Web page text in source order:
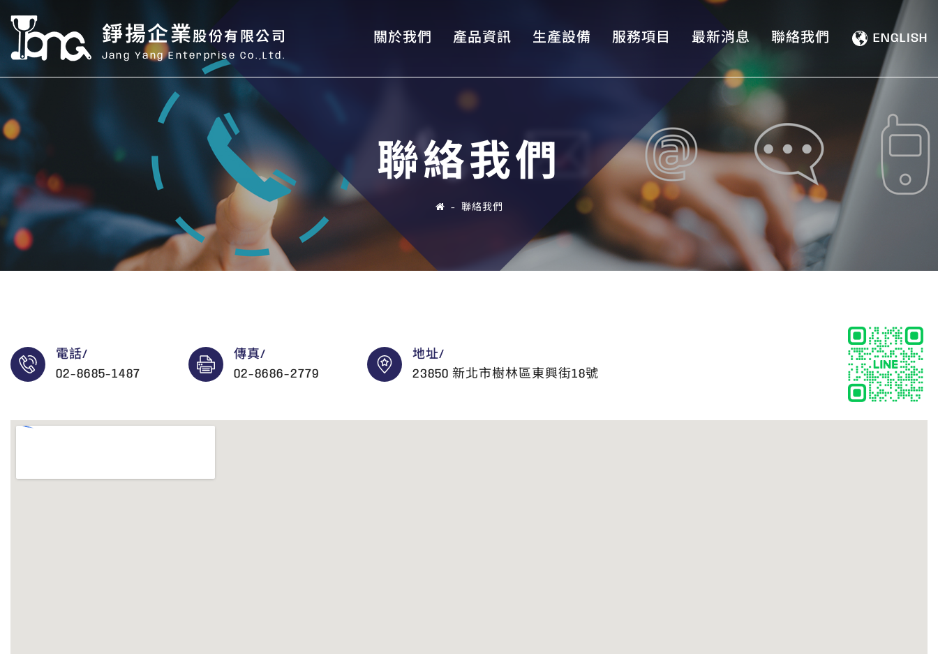
錚揚企業股份有限公司
Jang Yang Enterprise Co.,Ltd.
關於我們 產品資訊 生產設備 服務項目 最新消息 聯絡我們 ENGLISH
聯絡我們
聯絡我們
電話/
02-8685-1487
傳真/
02-8686-2779
地址/
23850 新北市樹林區東興街18號